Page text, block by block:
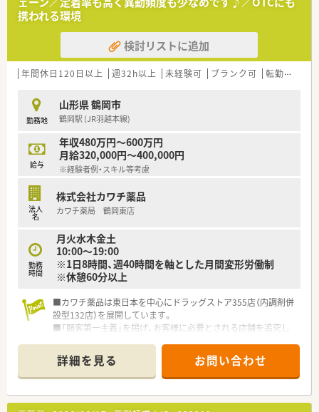
います。
また、患者さまへの想いをカタチにする「リトルチャレンジ制
度」では「現場主義」を念頭に、
地域・店舗ごとに異なる患者さまのニーズやスタッフの思いを実
現する取り組みも行っています。
入社後もひとりひとりの薬剤師像に近しい多彩なキャリアステ
こうした働きやすい環境づくりに力を入れている『さくら薬局グ
ループ』でご活躍されてみませんか？
携われる環境
検討リストに追加
年間休日120日以上 週32h以上 未経験可 ブランク可 転勤なし
勤務地
山形県 鶴岡市
鶴岡駅 (JR羽越本線)
給与
年収480万円～600万円
月給320,000円～400,000円
※経験者例・スキル等考慮
法人
名
株式会社カワチ薬品
カワチ薬局 鶴岡東店
勤務
時間
月火水木金土
10:00～19:00
※1日8時間、週40時間を軸とした月間変形労働制
※休憩60分以上
■カワチ薬品は東日本を中心にドラッグストア355店（内調剤併
設型132店）を展開しています。
■「顧客第一主義」を掲げ、お客様に必要とされる店舗を追究し
■薬剤師の募集にあたって、自宅通勤のエリア社員と転居を伴う
異動があるナショナル社員の2コースに分かれています。
■勤務薬剤師だけでなく、薬局長や管理職、幹部候補としてのキ
ャリアビジョンも描ける環境です。
■調剤併設店舗でのご勤務の場合、薬剤師は調剤投薬業務が中心
詳細を見る お問い合わせ